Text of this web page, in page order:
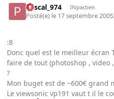
Pascal_974 INpactien
Posté(e) le 17 septembre 2005
:8
Donc quel est le meilleur écran
faire de tout (photoshop , video
?
Mon buget est de ~600€ grand
Le viewsonic vp191 vaut t il le